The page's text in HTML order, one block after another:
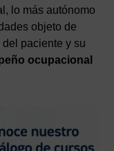
lo más autónomo
objeto de
paciente y su
ocupacional